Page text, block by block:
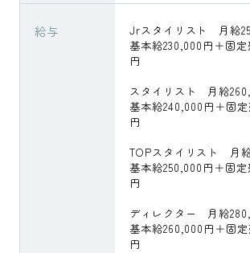
給与
Jrスタイリスト 月給
基本給230,000円＋固
円
スタイリスト 月給
基本給240,000円＋固
円
TOPスタイリスト 月
基本給250,000円＋固
円
ディレクター 月給
基本給260,000円＋固
円